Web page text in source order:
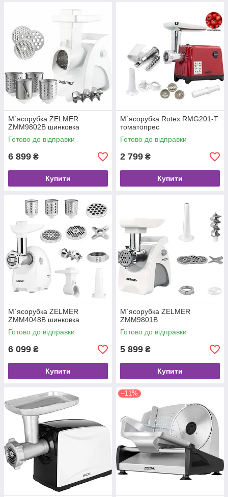
М`ясорубка ZELMER
ZMM9802B шинковка
Готово до відправки
6 899 ₴
Купити
М`ясорубка Rotex RMG201-T
томатопрес
Готово до відправки
2 799 ₴
Купити
М`ясорубка ZELMER
ZMM4048B шинковка
Готово до відправки
6 099 ₴
Купити
М`ясорубка ZELMER
ZMM9801B
Готово до відправки
5 899 ₴
Купити
–11%